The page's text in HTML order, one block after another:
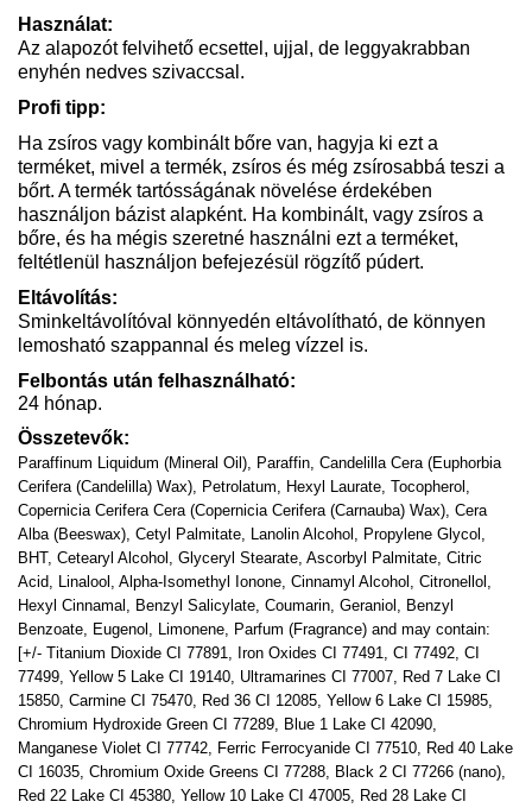
Használat:
Az alapozót felvihető ecsettel, ujjal, de leggyakrabban
enyhén nedves szivaccsal.
Profi tipp:
Ha zsíros vagy kombinált bőre van, hagyja ki ezt a
terméket, mivel a termék, zsíros és még zsírosabbá teszi a
bőrt. A termék tartósságának növelése érdekében
használjon bázist alapként. Ha kombinált, vagy zsíros a
bőre, és ha mégis szeretné használni ezt a terméket,
feltétlenül használjon befejezésül rögzítő púdert.
Eltávolítás:
Sminkeltávolítóval könnyedén eltávolítható, de könnyen
lemosható szappannal és meleg vízzel is.
Felbontás után felhasználható:
24 hónap.
Összetevők:
Paraffinum Liquidum (Mineral Oil), Paraffin, Candelilla Cera (Euphorbia
Cerifera (Candelilla) Wax), Petrolatum, Hexyl Laurate, Tocopherol,
Copernicia Cerifera Cera (Copernicia Cerifera (Carnauba) Wax), Cera
Alba (Beeswax), Cetyl Palmitate, Lanolin Alcohol, Propylene Glycol,
BHT, Cetearyl Alcohol, Glyceryl Stearate, Ascorbyl Palmitate, Citric
Acid, Linalool, Alpha-Isomethyl Ionone, Cinnamyl Alcohol, Citronellol,
Hexyl Cinnamal, Benzyl Salicylate, Coumarin, Geraniol, Benzyl
Benzoate, Eugenol, Limonene, Parfum (Fragrance) and may contain:
[+/- Titanium Dioxide CI 77891, Iron Oxides CI 77491, CI 77492, CI
77499, Yellow 5 Lake CI 19140, Ultramarines CI 77007, Red 7 Lake CI
15850, Carmine CI 75470, Red 36 CI 12085, Yellow 6 Lake CI 15985,
Chromium Hydroxide Green CI 77289, Blue 1 Lake CI 42090,
Manganese Violet CI 77742, Ferric Ferrocyanide CI 77510, Red 40 Lake
CI 16035, Chromium Oxide Greens CI 77288, Black 2 CI 77266 (nano),
Red 22 Lake CI 45380, Yellow 10 Lake CI 47005, Red 28 Lake CI